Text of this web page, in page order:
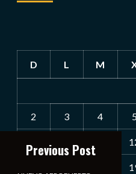
D L M
2 3 4
Previous Post